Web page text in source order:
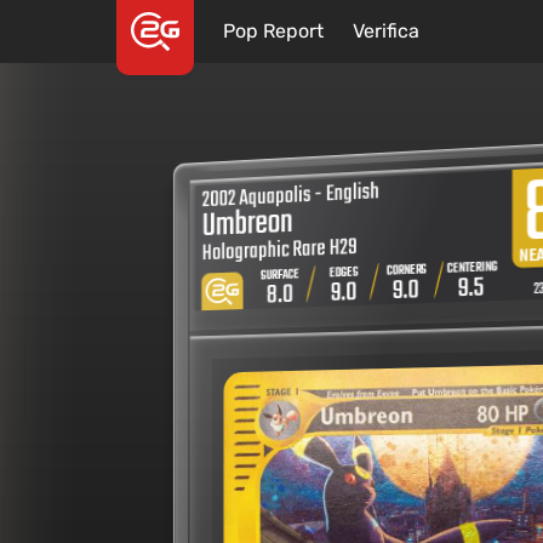
Pop Report Verifica
CENTERING
CORNERS
EDGES
SURFACE
8.0 9.0 9.0 9.5
2002 Aquapolis - English
Umbreon
Holographic Rare H29
STAFF